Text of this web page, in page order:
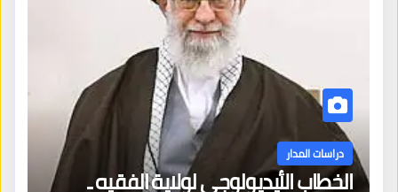
دراسات المدار
الخطاب الأيديولوجي لولاية الفقيه ـ